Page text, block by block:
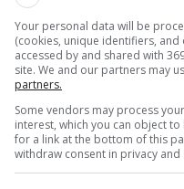
e mobiluar, duke
sistemi i ngrohjes
e pajisur me
banesa ka
për jetesë
me fletë
Your personal data will be
(cookies, unique identifiers,
accessed by and shared with
site. We and our partners may
partners.
Some vendors may process
interest, which you can object
for a link at the bottom of this
withdraw consent in privacy and